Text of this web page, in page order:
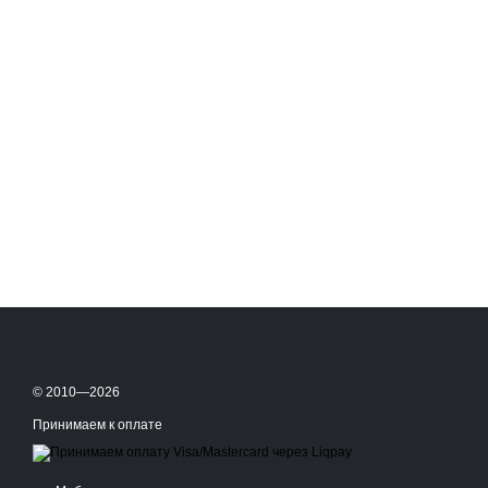
© 2010—2026
Принимаем к оплате